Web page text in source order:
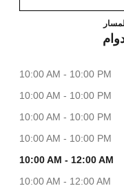
المسارBoutique Yas Mall
10:00 AM - 10:00 PM
10:00 AM - 10:00 PM
10:00 AM - 10:00 PM
10:00 AM - 10:00 PM
10:00 AM - 12:00 AM
10:00 AM - 12:00 AM